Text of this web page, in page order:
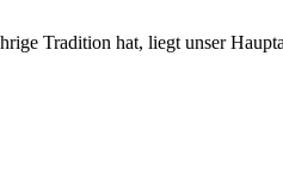
Tradition hat, liegt unser